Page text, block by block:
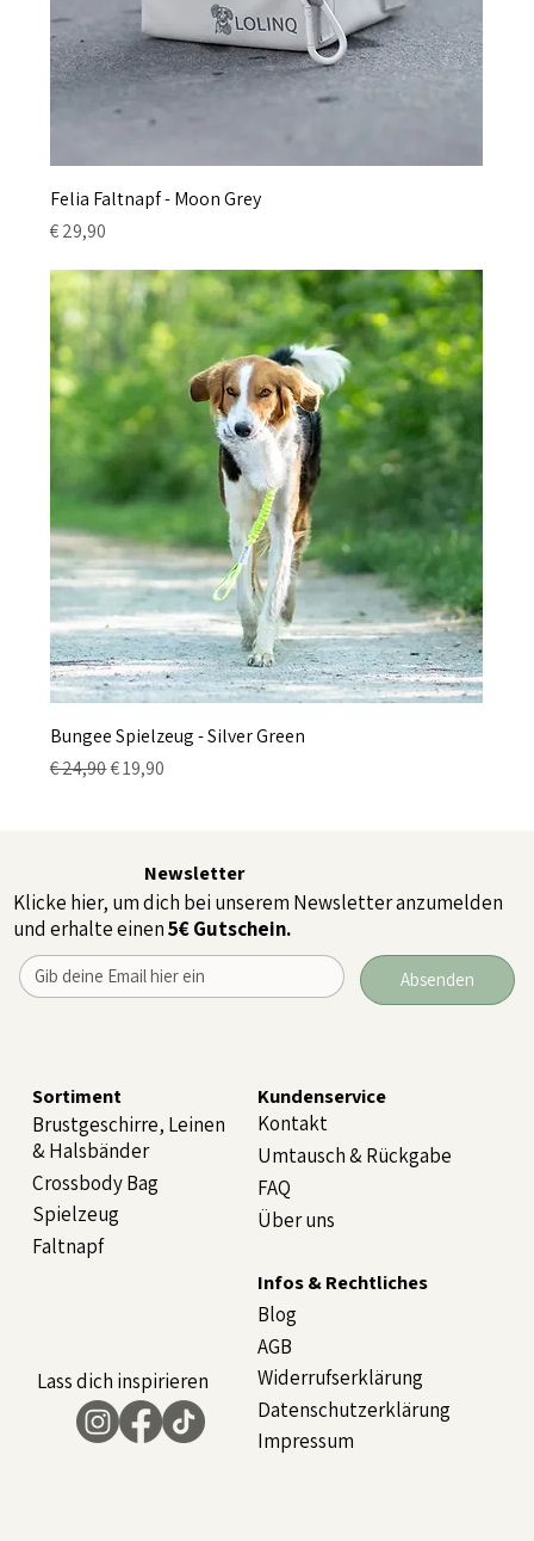
Felia Faltnapf - Moon Grey
Preis
€ 29,90
Bungee Spielzeug - Silver Green
Standardpreis
€ 24,90Sale-Preis
€ 19,90
Sortiment
Brustgeschirre, Leinen
& Halsbänder
Crossbody Bag
Spielzeug
Faltnapf
Kundenservice
Kontakt
Über uns
Umtausch & Rückgabe
FAQ
Newsletter
Klicke hier, um dich bei unserem Newsletter anzumelden
und erhalte einen5€ Gutschein.
Absenden
Infos & Rechtliches
Blog
AGB
Widerrufserklärung
Datenschutzerklärung
Impressum
Lass dich inspirieren